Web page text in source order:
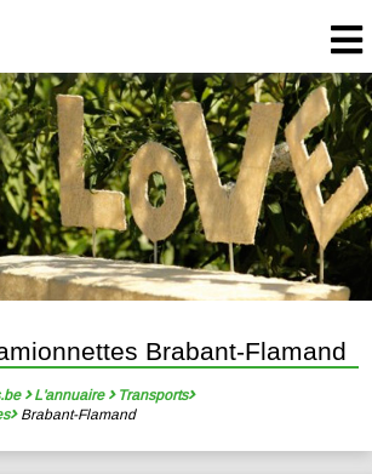
Brabant-Flamand
L'annuaire
Transports
Brabant-Flamand